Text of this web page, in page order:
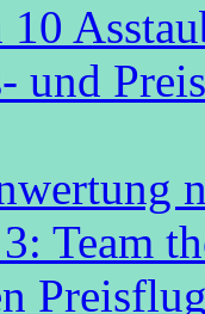
10
und
Team